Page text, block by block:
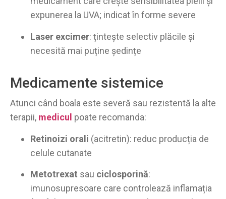
expunerea la UVA; indicat în forme severe
Laser excimer: țintește selectiv plăcile și
necesită mai puține ședințe
Medicamente sistemice
Atunci când boala este severă sau rezistentă la alte
terapii, medicul poate recomanda:
Retinoizi orali (acitretin): reduc producția de
celule cutanate
Metotrexat sau ciclosporină:
imunosupresoare care controlează inflamația